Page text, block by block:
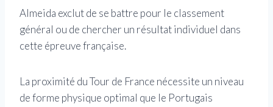
Almeida exclut de se battre pour le classement
général ou de chercher un résultat individuel dans
cette épreuve française.
La proximité du Tour de France nécessite un niveau
de forme physique optimal que le Portugais